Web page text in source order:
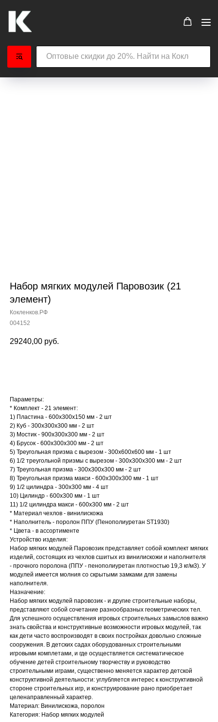
Набор мягких модулей Паровозик (21
элемент)
Кокленков.РФ
004152
29240,00 руб.
Параметры:
* Комплект - 21 элемент:
1) Пластина - 600х300х150 мм - 2 шт
2) Куб - 300х300х300 мм - 2 шт
3) Мостик - 900х300х300 мм - 2 шт
4) Брусок - 600х300х300 мм - 2 шт
5) Треугольная призма с вырезом - 300х600х600 мм - 1 шт
6) 1/2 треугольной призмы с вырезом - 300х300х300 мм - 2 шт
7) Треугольная призма - 300х300х300 мм - 2 шт
8) Треугольная призма макси - 600х300х300 мм - 1 шт
9) 1/2 цилиндра - 300х300 мм - 4 шт
10) Цилиндр - 600х300 мм - 1 шт
11) 1/2 цилиндра макси - 600х300 мм - 2 шт
* Материал чехлов - винилискожа
* Наполнитель - поролон ППУ (Пенополиуретан ST1930)
* Цвета - в ассортименте
Устройство изделия:
Набор мягких модулей Паровозик представляет собой комплект мягких
изделий, состоящих из чехлов сшитых из винилискожи и наполнителя
- прочного поролона (ППУ - пенополиуретан плотностью 19,3 кг/м3). У
модулей имеется молния со скрытыми замками для замены
наполнителя.
Назначение:
Набор мягких модулей паровозик - и другие строительные наборы,
представляют собой сочетание разнообразных геометрических тел.
Для успешного осуществления игровых строительных замыслов важно
знать свойства и конструктивные возможности игровых модулей, так
как дети часто воспроизводят в своих постройках довольно сложные
сооружения. В детских садах оборудованных строительными
игровыми комплетами, и где осуществляется систематическое
обучение детей строительному творчеству и руководство
строительными играми, существенно меняется характер детской
конструктивной деятельности: углубляется интерес к конструктивной
стороне строительных игр, и конструирование рано приобретает
целенаправленный характер.
Материал: Винилискожа, поролон
Категория: Набор мягких модулей